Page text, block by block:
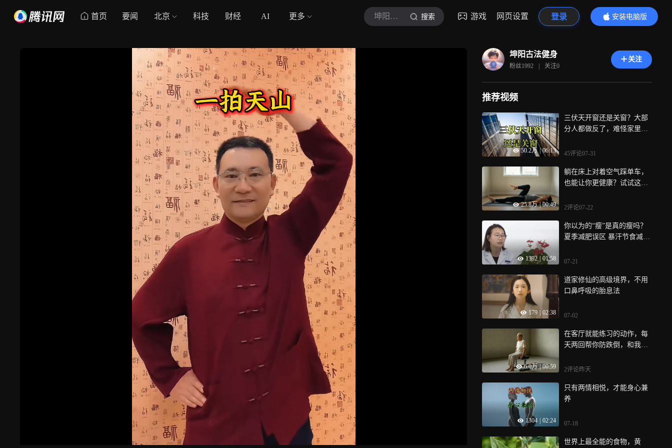
首页 要闻 北京 科技 财经 AI 更多 坤阳古法健身 搜索 游戏 网页设置 登录
安装电脑版
内容更精彩
坤阳古法健身
粉丝1992 | 关注0
关注
推荐视频
50.2万 06:13
三伏天开窗还是关窗？大部
分人都做反了，难怪家里热
45评论07-31
25.8万 | 00:49
躺在床上对着空气踩单车，
也能让你更健康？试试这个
2评论07-22
1392 01:58
你以为的“瘦”是真的瘦吗？
夏季减肥误区 暴汗节食减重
07-21
179 02:38
道家修仙的高级境界，不用
口鼻呼吸的胎息法
07-02
6.0万 | 00:59
在客厅就能练习的动作，每
天两回帮你防跌倒，和我一
2评论昨天
1304 02:24
只有两情相悦，才能身心兼
养
07-18
世界上最全能的食物，黄